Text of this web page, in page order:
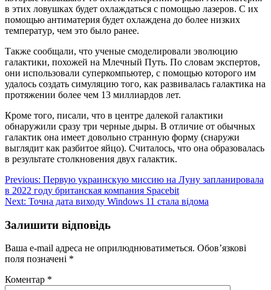
в этих ловушках будет охлаждаться с помощью лазеров. С их
помощью антиматерия будет охлаждена до более низких
температур, чем это было ранее.
Также сообщали, что ученые смоделировали эволюцию
галактики, похожей на Млечный Путь. По словам экспертов,
они использовали суперкомпьютер, с помощью которого им
удалось создать симуляцию того, как развивалась галактика на
протяжении более чем 13 миллиардов лет.
Кроме того, писали, что в центре далекой галактики
обнаружили сразу три черные дыры. В отличие от обычных
галактик она имеет довольно странную форму (снаружи
выглядит как разбитое яйцо). Считалось, что она образовалась
в результате столкновения двух галактик.
Навігація
записів
Previous: Первую украинскую миссию на Луну запланировала
в 2022 году британская компания Spacebit
Next: Точна дата виходу Windows 11 стала відома
Залишити відповідь
Ваша e-mail адреса не оприлюднюватиметься. Обов’язкові
поля позначені *
Коментар *